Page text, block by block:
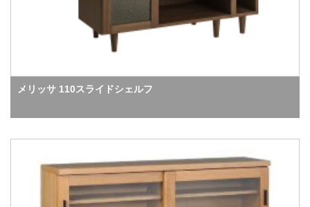
メリッサ 110スライドシェルフ